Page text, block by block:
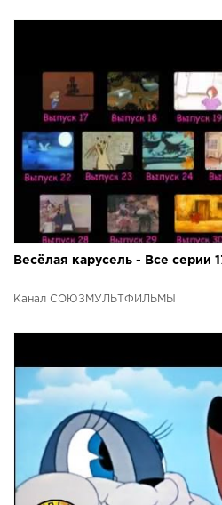
Весёлая карусель - Все серии
Канал СОЮЗМУЛЬТФИЛЬМЫ